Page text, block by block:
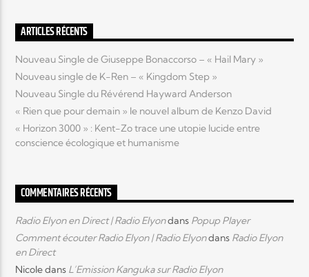
ARTICLES RÉCENTS
Nouveau Single de Giuseppe Bonaccorso – « Hail Mary »
Nouveau single de K-Ren – « Kingdom Step »
Nouveau Single du Révérend Hayward Anderson
« Rien que pour demain » le nouvel album de Kenzo David
« Horizon 3000 » : Kent-Zo trace une utopie lucide entre
conscience écologique et humanisme
COMMENTAIRES RÉCENTS
Radio Elyon en Direct | Radio Elyondans Popup Player
Comment écouter Radio Elyon | Radio Elyondans Radio Elyon
en Direct
Nicoledans L’Emission Kanguka sur Radio Elyon